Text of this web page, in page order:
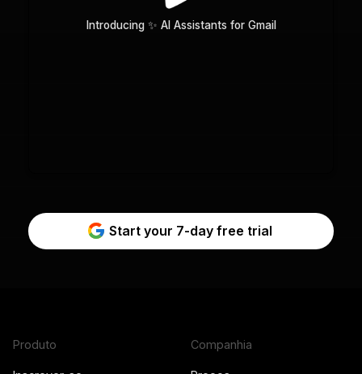
Introducing ✨ AI Assistants for Gmail
Start your 7-day free trial
Produto Companhia